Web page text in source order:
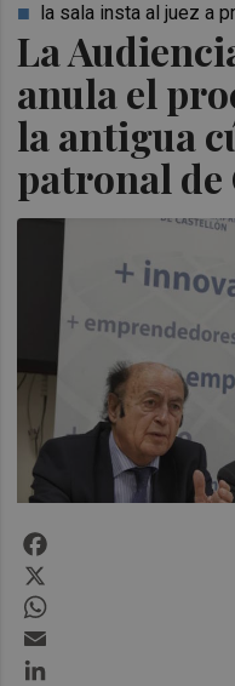
La
anula el
la antigua
patronal de
la sala insta al juez a